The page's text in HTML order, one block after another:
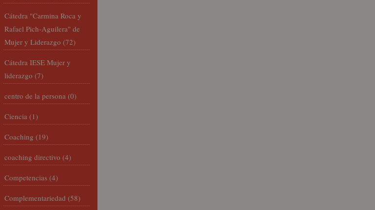
Cátedra "Carmina Roca y
Rafael Pich-Aguilera" de
Mujer y Liderazgo (72)
Cátedra IESE Mujer y
liderazgo (7)
centro de la persona (0)
Ciencia (1)
Coaching (19)
coaching directivo (4)
Competencias (4)
Complementariedad (58)